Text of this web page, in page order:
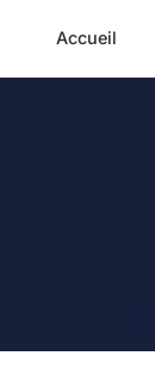
Accueil